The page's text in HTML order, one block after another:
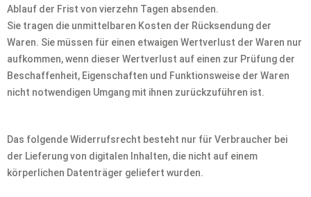
Ablauf der Frist von vierzehn Tagen absenden.
Sie tragen die unmittelbaren Kosten der Rücksendung der
Waren. Sie müssen für einen etwaigen Wertverlust der Waren nur
aufkommen, wenn dieser Wertverlust auf einen zur Prüfung der
Beschaffenheit, Eigenschaften und Funktionsweise der Waren
nicht notwendigen Umgang mit ihnen zurückzuführen ist.
Das folgende Widerrufsrecht besteht nur für Verbraucher bei
der Lieferung von digitalen Inhalten, die nicht auf einem
körperlichen Datenträger geliefert wurden.